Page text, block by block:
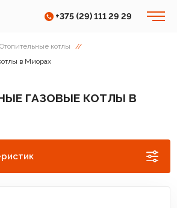
+375 (29) 111 29 29
Отопительные котлы
//
в Миорах
ГАЗОВЫЕ КОТЛЫ В